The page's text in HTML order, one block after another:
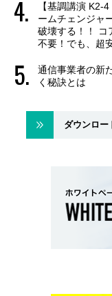
【基調講演 K2-
ームチェンジャ
破壊する！！ コ
不要！でも、超
通信事業者の新
く秘訣とは
ダウンロー